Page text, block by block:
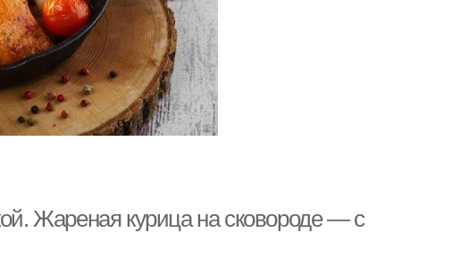
Жареная курица на сковороде — с